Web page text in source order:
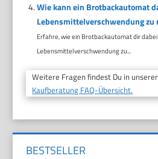
Wie kann ein Brotbackautomat
Lebensmittelverschwendung zu
Erfahre, wie ein Brotbackautomat dir
Lebensmittelverschwendung zu...
Weitere Fragen findest Du in unserer
Kaufberatung FAQ-Übersicht.
BESTSELLER